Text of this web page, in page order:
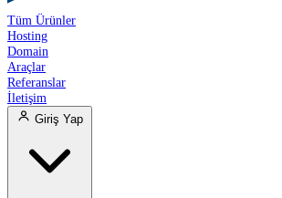
Tüm Ürünler
Hosting
Domain
Araçlar
Referanslar
İletişim
Giriş Yap